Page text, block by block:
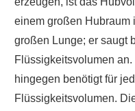
einem großen Hubraum
großen Lunge; er saugt
Flüssigkeitsvolumen
hingegen benötigt für
Flüssigkeitsvolumen.